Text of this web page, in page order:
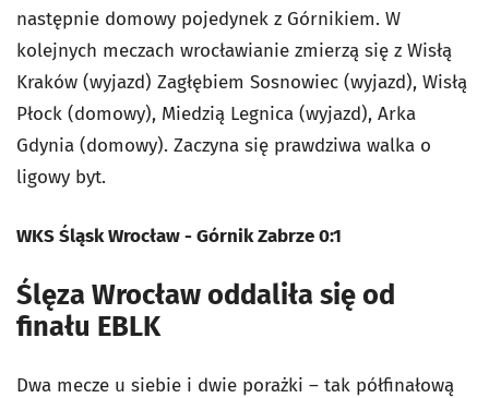
następnie domowy pojedynek z Górnikiem. W
kolejnych meczach wrocławianie zmierzą się z Wisłą
Kraków (wyjazd) Zagłębiem Sosnowiec (wyjazd), Wisłą
Płock (domowy), Miedzią Legnica (wyjazd), Arka
Gdynia (domowy). Zaczyna się prawdziwa walka o
ligowy byt.
WKS Śląsk Wrocław - Górnik Zabrze 0:1
Ślęza Wrocław oddaliła się od
finału EBLK
Dwa mecze u siebie i dwie porażki – tak półfinałową